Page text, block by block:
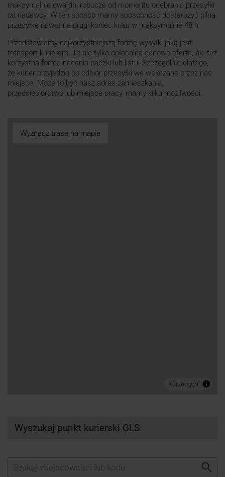
maksymalnie dwa dni robocze od momentu odebrania przesyłki
od nadawcy. W ten sposób mamy sposobność dostarczyć pilną
przesyłkę nawet na drugi koniec kraju w maksymalnie 48 h.
Przedstawiamy najkorzystniejszą formę wysyłki jaką jest
transport kurierem. To nie tylko opłacalna cenowo oferta, ale też
korzystna forma nadania paczki lub listu. Szczególnie dlatego,
że kurier przyjedzie po odbiór przesyłki we wskazane przez nas
miejsce. Może to być nasz adres zamieszkania,
przedsiębiorstwo lub miejsce pracy, mamy kilka możliwości.
Wyznacz trase na mapie
Wyszukaj punkt kurierski GLS